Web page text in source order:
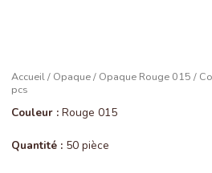
Accueil/ Opaque/ Opaque Rouge 015 /
pcs
Couleur : Rouge 015
Quantité : 50 pièce